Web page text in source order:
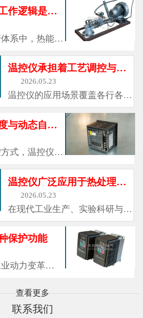
出，核心体现在高效节能与绿色
环保两大维度。天然气属于清洁
能源，杂质含量极低，燃烧后几
乎无粉尘、废渣残留。同时，现
代化烧嘴采用精准空燃比控制技
术，彻底...
天然气烧嘴的工作逻辑是什么？
系中，热能是
，而天然气烧嘴
烧装置，是工
备的核心部件。
、空气配比、
温控仪承担着工艺调控与安全防护的双重重任
2026.05.23
温控仪的应用场景覆盖各行各
业，是工业生产与科研实验的基
础核心仪表。在工业热处理领
域，用于淬火、退火、回火等工
艺的温度调控，保障金属材料的
力学性能稳定;在化工行业，精
准控制反应釜、加热管道温度，
确保化学...
温控仪在高精度与动态自适应调控方面的优势
式，温控仪的
控多依靠人工启
幅度大，极易
达标、批次质量
仪测温精度
温控仪广泛应用于热处理、化工、电子、机械制造等众多领域
2026.05.23
在现代工业生产、实验科研与智
能设备运行中，温度是影响产品
质量、工艺精度与设备安全的核
心参数，温控仪作为专门用于温
度监测、对比与自动调控的智能
温度...
保护功能
动力变革
启动与保护以
优势，引领着
查看更多
联系我们